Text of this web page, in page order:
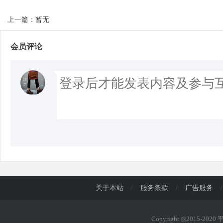
上一篇：暂无
会员评论
关于本站 / 服务条款 / 广告服务 /
Copyright ◎2015-2020